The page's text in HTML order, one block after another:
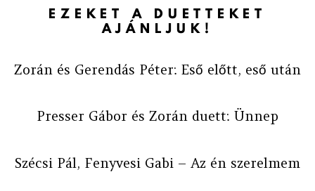
EZEKET A DUETTEKET
AJÁNLJUK!
Zorán és Gerendás Péter: Eső előtt, eső után
Presser Gábor és Zorán duett: Ünnep
Szécsi Pál, Fenyvesi Gabi – Az én szerelmem